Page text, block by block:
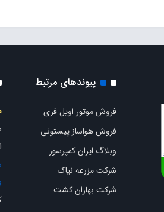
پیوندهای مرتبط
فروش موتور اویل فری
فروش هواساز پیستونی
وبلاگ ایران کمپرسور
شرکت مزرعه نیاک
شرکت بهاران کشت